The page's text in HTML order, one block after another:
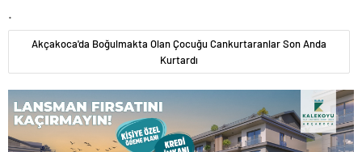
Akçakoca'da Boğulmakta Olan Çocuğu Cankurtaranlar Son Anda
Kurtardı